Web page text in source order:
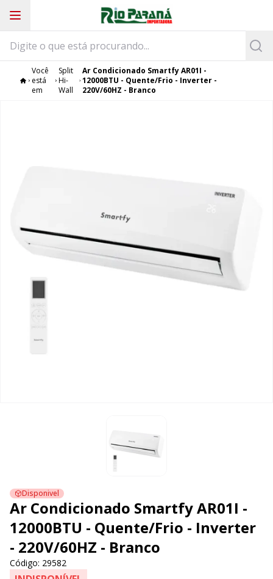
Você
está
em
Split
Hi-
Wall
Ar Condicionado Smartfy AR01I -
12000BTU - Quente/Frio - Inverter -
220V/60HZ - Branco
Disponivel
Ar Condicionado Smartfy AR01I -
12000BTU - Quente/Frio - Inverter
- 220V/60HZ - Branco
Código: 29582